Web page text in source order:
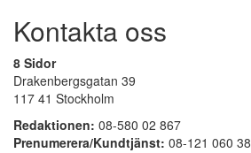
Kontakta oss
8 Sidor
Drakenbergsgatan 39
117 41 Stockholm
Redaktionen: 08-580 02 867
Prenumerera/Kundtjänst: 08-121 060 38